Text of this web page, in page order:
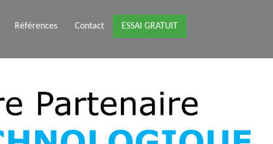
Références Contact ESSAI GRATUIT